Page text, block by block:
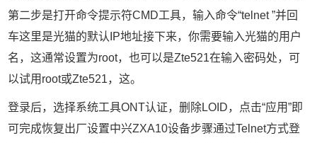
第二步是打开命令提示符CMD工具，输入命令“telnet ”并回
车这里是光猫的默认IP地址接下来，你需要输入光猫的用户
名，这通常设置为root，也可以是Zte521在输入密码处，可
以试用root或Zte521，这。
登录后，选择系统工具ONT认证，删除LOID，点击“应用”即
可完成恢复出厂设置中兴ZXA10设备步骤通过Telnet方式登